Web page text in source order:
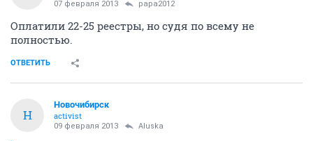
07 февраля 2013 papa2012
Оплатили 22-25 реестры, но судя по всему не
полностью.
ОТВЕТИТЬ
Н
Новочибирск
activist
09 февраля 2013 Aluska